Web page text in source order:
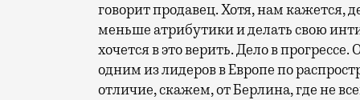
говорит продавец. Хотя, нам кажется,
меньше атрибутики и делать свою
хочется в это верить. Дело в
одним из лидеров в Европе по
отличие, скажем, от Берлина, где не